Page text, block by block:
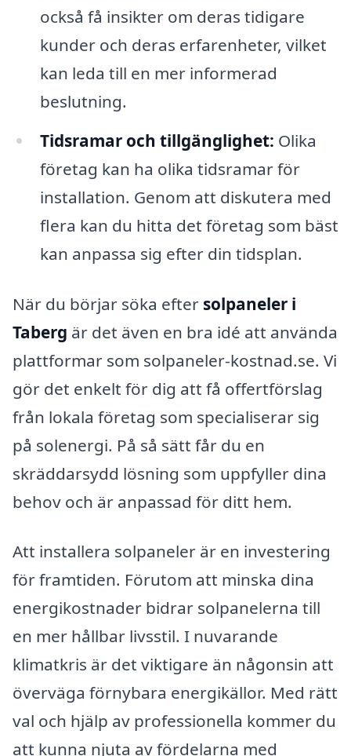
också få insikter om deras tidigare
kunder och deras erfarenheter, vilket
kan leda till en mer informerad
beslutning.
Tidsramar och tillgänglighet: Olika
företag kan ha olika tidsramar för
installation. Genom att diskutera med
flera kan du hitta det företag som bäst
kan anpassa sig efter din tidsplan.
När du börjar söka efter solpaneler i
Taberg är det även en bra idé att använda
plattformar som solpaneler-kostnad.se. Vi
gör det enkelt för dig att få offertförslag
från lokala företag som specialiserar sig
på solenergi. På så sätt får du en
skräddarsydd lösning som uppfyller dina
behov och är anpassad för ditt hem.
Att installera solpaneler är en investering
för framtiden. Förutom att minska dina
energikostnader bidrar solpanelerna till
en mer hållbar livsstil. I nuvarande
klimatkris är det viktigare än någonsin att
överväga förnybara energikällor. Med rätt
val och hjälp av professionella kommer du
att kunna njuta av fördelarna med